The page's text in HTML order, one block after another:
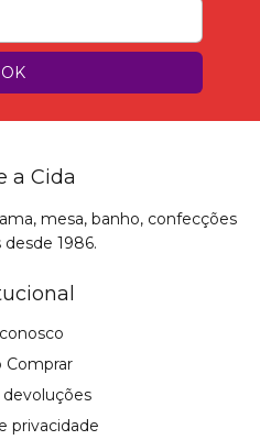
a Cida
mesa, banho, confecções
1986.
Comprar
devoluções
privacidade